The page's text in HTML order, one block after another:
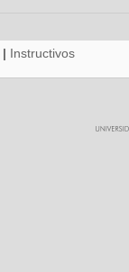
| Instructivos